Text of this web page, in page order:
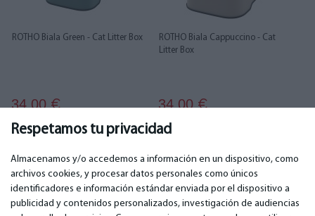
Respetamos tu privacidad
Almacenamos y/o accedemos a información en un dispositivo, como
archivos cookies, y procesar datos personales como únicos
identificadores e información estándar enviada por el dispositivo a
publicidad y contenidos personalizados, investigación de audiencias
ROTHO Biala Green - Cat Litter Box
34.00€
ROTHO Biala Cappuccino - Cat
Litter Box
34.00€
IMPORTANTE CONTACTOS